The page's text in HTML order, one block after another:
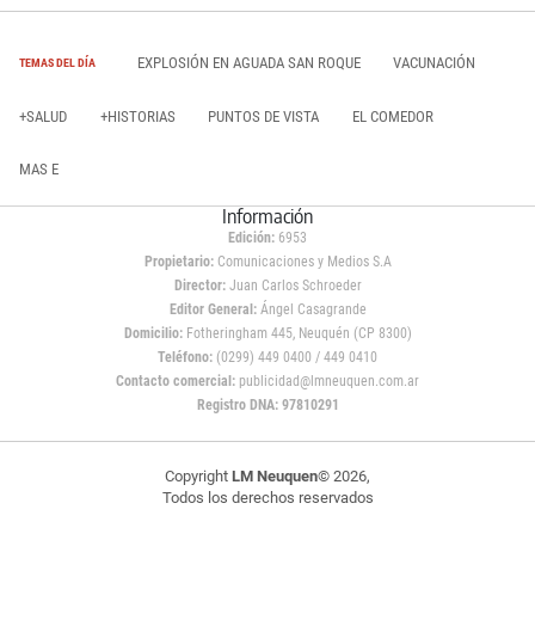
TEMAS DEL DÍA EXPLOSIÓN EN AGUADA SAN ROQUE VACUNACIÓN
+SALUD +HISTORIAS PUNTOS DE VISTA EL COMEDOR
MAS E
Información
Edición: 6953
Propietario:Comunicaciones y Medios S.A
Director: Juan Carlos Schroeder
Editor General:Ángel Casagrande
Domicilio:Fotheringham 445, Neuquén (CP 8300)
Teléfono: (0299) 449 0400 / 449 0410
Contacto comercial: publicidad@lmneuquen.com.ar
Registro DNA: 97810291
Copyright LM Neuquen© 2026,
Todos los derechos reservados